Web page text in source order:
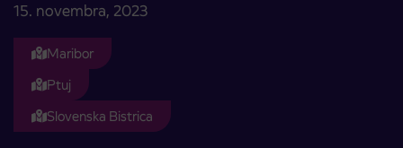
15. novembra, 2023
Maribor
Ptuj
Slovenska Bistrica